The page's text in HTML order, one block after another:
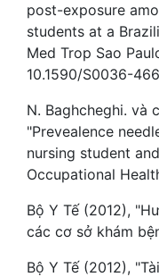
post-exposure
students at a
Med Trop Sao
10.1590/S0036-
N. Baghcheghi. và
"Prevealence
nursing student
Occupational
Bộ Y Tế (2012),
các cơ sở khám
Bộ Y Tế (2012),